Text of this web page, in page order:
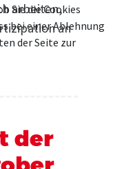
arbeiten,
an
der
Sie die Cookies
bei einer Ablehnung
der Seite zur